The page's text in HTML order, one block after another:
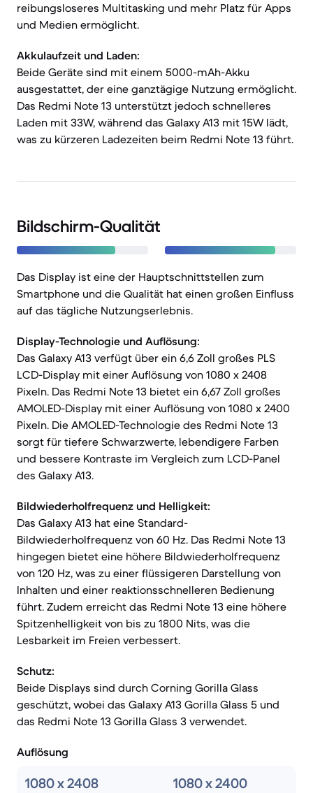
reibungsloseres Multitasking und mehr Platz für Apps
und Medien ermöglicht.
Akkulaufzeit und Laden:
Beide Geräte sind mit einem 5000-mAh-Akku
ausgestattet, der eine ganztägige Nutzung ermöglicht.
Das Redmi Note 13 unterstützt jedoch schnelleres
Laden mit 33W, während das Galaxy A13 mit 15W lädt,
was zu kürzeren Ladezeiten beim Redmi Note 13 führt.
Bildschirm-Qualität
Das Display ist eine der Hauptschnittstellen zum
Smartphone und die Qualität hat einen großen Einfluss
auf das tägliche Nutzungserlebnis.
Display-Technologie und Auflösung:
Das Galaxy A13 verfügt über ein 6,6 Zoll großes PLS
LCD-Display mit einer Auflösung von 1080 x 2408
Pixeln. Das Redmi Note 13 bietet ein 6,67 Zoll großes
AMOLED-Display mit einer Auflösung von 1080 x 2400
Pixeln. Die AMOLED-Technologie des Redmi Note 13
sorgt für tiefere Schwarzwerte, lebendigere Farben
und bessere Kontraste im Vergleich zum LCD-Panel
des Galaxy A13.
Bildwiederholfrequenz und Helligkeit:
Das Galaxy A13 hat eine Standard-
Bildwiederholfrequenz von 60 Hz. Das Redmi Note 13
hingegen bietet eine höhere Bildwiederholfrequenz
von 120 Hz, was zu einer flüssigeren Darstellung von
Inhalten und einer reaktionsschnelleren Bedienung
führt. Zudem erreicht das Redmi Note 13 eine höhere
Spitzenhelligkeit von bis zu 1800 Nits, was die
Lesbarkeit im Freien verbessert.
Schutz:
Beide Displays sind durch Corning Gorilla Glass
geschützt, wobei das Galaxy A13 Gorilla Glass 5 und
das Redmi Note 13 Gorilla Glass 3 verwendet.
Auflösung
1080 x 2408 1080 x 2400